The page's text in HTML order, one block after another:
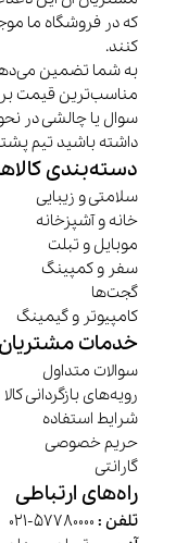
که در فروشگاه ما
کنند.
به شما تضمین
مناسب‌ترین قیمت
سوال یا چالشی در
داشته باشید تیم
دسته‌بندی
سلامتی و زیبایی
خانه و آشپزخانه
موبایل و تبلت
سفر و کمپینگ
گجت‌ها
کامپیوتر و گیمینگ
خدمات مشتریان
سوالات متداول
رویه‌های بازگردانی کالا
شرایط استفاده
حریم خصوصی
گارانتی
راه‌های ارتباطی
تلفن :